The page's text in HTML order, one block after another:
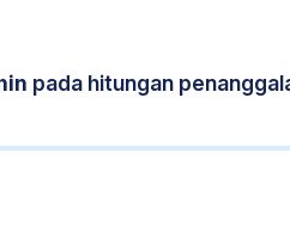
pada hitungan